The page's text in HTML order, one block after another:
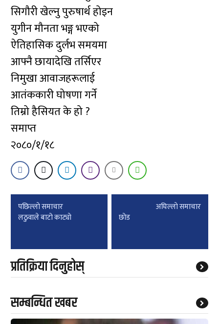
सिगौरी खेल्नु पुरुषार्थ होइन
युगीन मौनता भङ्ग भएको
ऐतिहासिक दुर्लभ समयमा
आफ्नै छायादेखि तर्सिएर
निमुखा आवाजहरूलाई
आतंककारी घोषणा गर्ने
तिम्रो हैसियत के हो ?
समाप्त
२०८०/१/१८
Post
navigation
पछिल्लाे समाचार
लठुवाले बाटो काट्याे
अघिल्लाे समाचार
छोड
प्रतिक्रिया दिनुहोस्
सम्बन्धित खबर